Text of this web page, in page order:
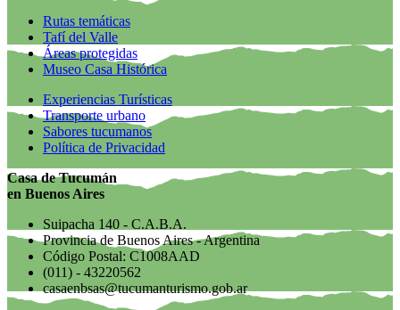
Rutas temáticas
Tafí del Valle
Áreas protegidas
Museo Casa Histórica
Experiencias Turísticas
Transporte urbano
Sabores tucumanos
Política de Privacidad
Casa de Tucumán
en Buenos Aires
Suipacha 140 - C.A.B.A.
Provincia de Buenos Aires - Argentina
Código Postal: C1008AAD
(011) - 43220562
casaenbsas@tucumanturismo.gob.ar